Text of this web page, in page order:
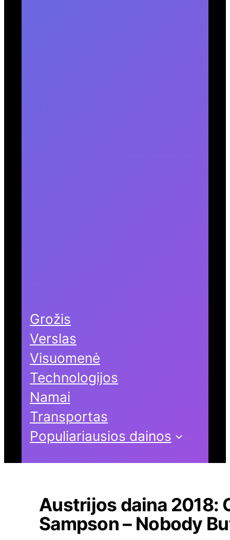
Grožis
Verslas
Visuomenė
Technologijos
Namai
Transportas
Populiariausios dainos
Austrijos daina 2018:
Sampson – Nobody